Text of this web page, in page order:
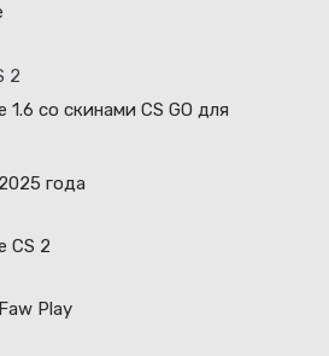
2
1.6 со скинами CS GO для
года
CS 2
Play